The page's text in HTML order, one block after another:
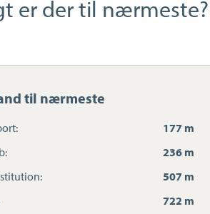
er der til nærmeste?
til nærmeste
177 m
236 m
507 m
722 m